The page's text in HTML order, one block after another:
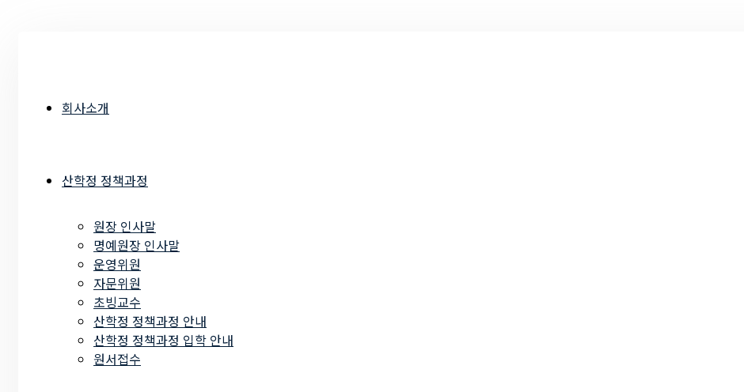
회사소개
산학정 정책과정
원장 인사말
명예원장 인사말
운영위원
자문위원
초빙교수
산학정 정책과정 안내
산학정 정책과정 입학 안내
원서접수